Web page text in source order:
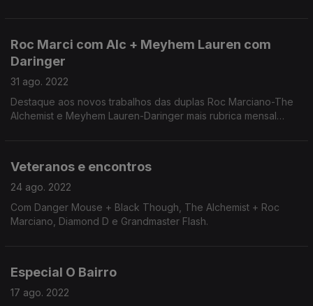
Roc Marci com Alc + Meyhem Lauren com
Daringer
31 ago. 2022
Destaque aos novos trabalhos das duplas Roc Marciano-The
Alchemist e Meyhem Lauren-Daringer mais rubrica mensal
Veteranos e encontros
24 ago. 2022
Com Danger Mouse + Black Though, The Alchemist + Roc
Marciano, Diamond D e Grandmaster Flash.
Especial O Bairro
17 ago. 2022